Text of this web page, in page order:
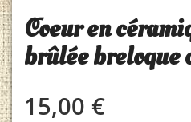
Coeur en
brûlée breloque
15,00 €